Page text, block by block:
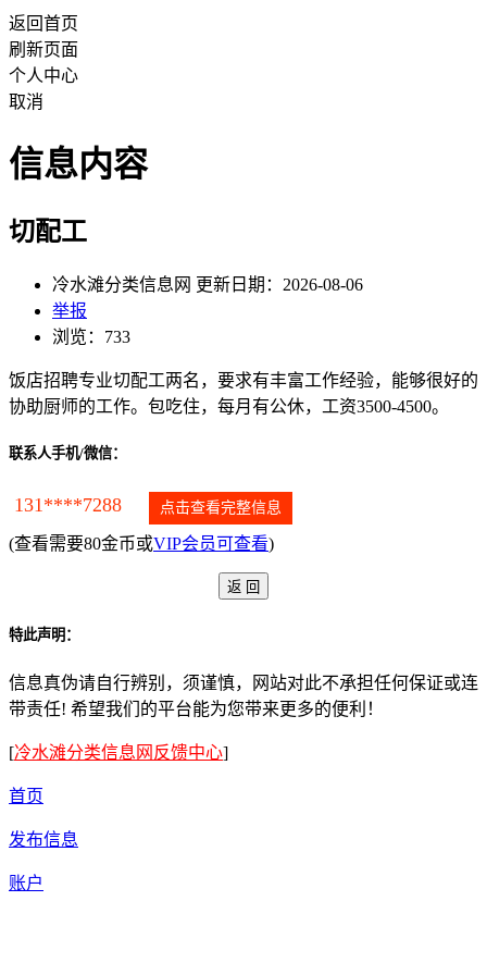
返回首页
刷新页面
个人中心
取消
信息内容
切配工
冷水滩分类信息网 更新日期：2026-08-06
举报
浏览：733
饭店招聘专业切配工两名，要求有丰富工作经验，能够很好的
协助厨师的工作。包吃住，每月有公休，工资3500-4500。
联系人手机/微信：
131****7288 点击查看完整信息
(查看需要80金币或VIP会员可查看)
特此声明：
信息真伪请自行辨别，须谨慎，网站对此不承担任何保证或连
带责任! 希望我们的平台能为您带来更多的便利！
[冷水滩分类信息网反馈中心]
首页
发布信息
账户